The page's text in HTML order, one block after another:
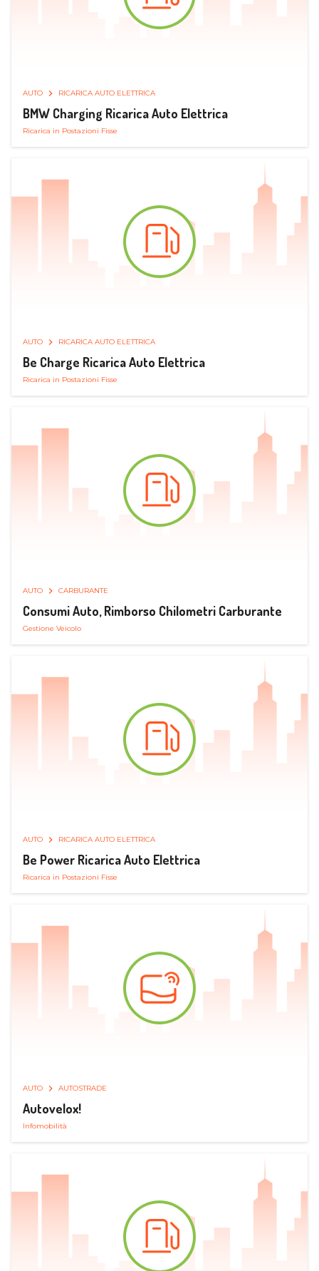
AUTO RICARICA AUTO ELETTRICA
BMW Charging Ricarica Auto Elettrica
Ricarica in Postazioni Fisse
AUTO RICARICA AUTO ELETTRICA
Be Charge Ricarica Auto Elettrica
Ricarica in Postazioni Fisse
AUTO CARBURANTE
Consumi Auto, Rimborso Chilometri Carburante
Gestione Veicolo
AUTO RICARICA AUTO ELETTRICA
Be Power Ricarica Auto Elettrica
Ricarica in Postazioni Fisse
AUTO AUTOSTRADE
Autovelox!
Infomobilità